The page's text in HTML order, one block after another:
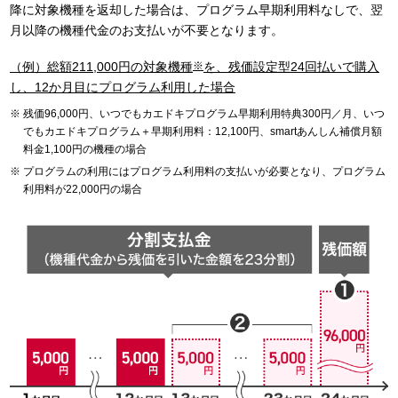
降に対象機種を返却した場合は、プログラム早期利用料なしで、翌
月以降の機種代金のお支払いが不要となります。
（例）総額211,000円の対象機種※を、残価設定型24回払いで購入
し、12か月目にプログラム利用した場合
残価96,000円、いつでもカエドキプログラム早期利用特典300円／月、いつ
でもカエドキプログラム＋早期利用料：12,100円、smartあんしん補償月額
料金1,100円の機種の場合
プログラムの利用にはプログラム利用料の支払いが必要となり、プログラム
利用料が22,000円の場合